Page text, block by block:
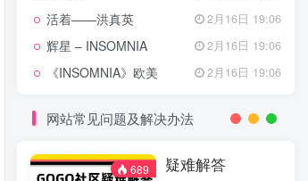
活着——洪真英 2月16日 19:06
辉星 – INSOMNIA 2月16日 19:06
《INSOMNIA》欧美 2月16日 19:06
网站常见问题及解决办法
689 疑难解答
28篇文章
音乐，一起嗨 7月12日 23:55
你的样子 2月16日 19:09
一起走过的日子 2月16日 19:07